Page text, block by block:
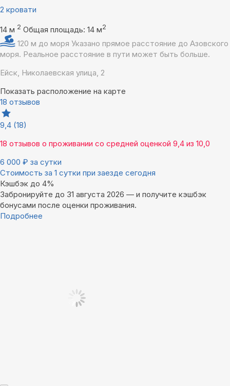
2 кровати
14 м 2 Общая площадь: 14 м2
120 м до моря Указано прямое расстояние до Азовского
моря. Реальное расстояние в пути может быть больше.
Ейск, Николаевская улица, 2
Показать расположение на карте
18 отзывов
9,4 (18)
18 отзывов о проживании со средней оценкой 9,4 из 10,0
6 000 ₽ за сутки
Стоимость за 1 сутки при заезде сегодня
Кэшбэк до 4%
Забронируйте до 31 августа 2026 — и получите кэшбэк
бонусами после оценки проживания.
Подробнее